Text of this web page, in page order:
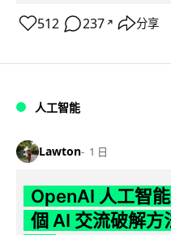
512 237 ↗ 分享
人工智能
Lawton 1 日
OpenAI 人工智
個 AI 交流破解方